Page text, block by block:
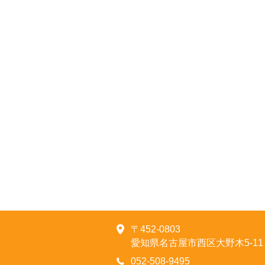
〒452-0803
愛知県名古屋市西区大野木5-11
052-508-9495